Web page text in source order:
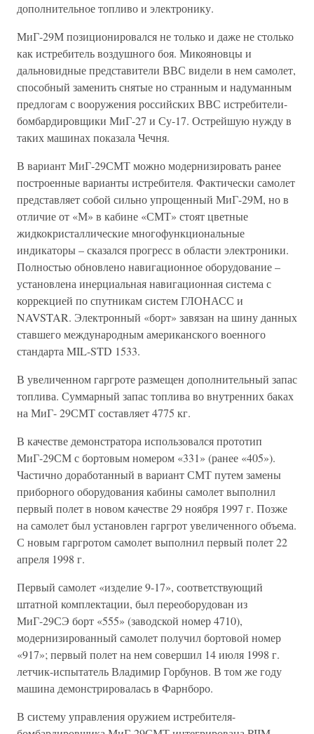
дополнительное топливо и электронику.
МиГ-29М позиционировался не только и даже не столько
как истребитель воздушного боя. Микояновцы и
дальновидные представители ВВС видели в нем самолет,
способный заменить снятые но странным и надуманным
предлогам с вооружения российских ВВС истребители-
бомбардировщики МиГ-27 и Су-17. Острейшую нужду в
таких машинах показала Чечня.
В вариант МиГ-29СМТ можно модернизировать ранее
построенные варианты истребителя. Фактически самолет
представляет собой сильно упрощенный МиГ-29М, но в
отличие от «М» в кабине «СМТ» стоят цветные
жидкокристаллические многофункциональные
индикаторы – сказался прогресс в области электроники.
Полностью обновлено навигационное оборудование –
установлена инерциальная навигационная система с
коррекцией по спутникам систем ГЛОНАСС и
NAVSTAR. Электронный «борт» завязан на шину данных
ставшего международным американского военного
стандарта MIL-STD 1533.
В увеличенном гаргроте размещен дополнительный запас
топлива. Суммарный запас топлива во внутренних баках
на МиГ- 29СМТ составляет 4775 кг.
В качестве демонстратора использовался прототип
МиГ-29СМ с бортовым номером «331» (ранее «405»).
Частично доработанный в вариант СМТ путем замены
приборного оборудования кабины самолет выполнил
первый полет в новом качестве 29 ноября 1997 г. Позже
на самолет был установлен гаргрот увеличенного объема.
С новым гаргротом самолет выполнил первый полет 22
апреля 1998 г.
Первый самолет «изделие 9-17», соответствующий
штатной комплектации, был переоборудован из
МиГ-29СЭ борт «555» (заводской номер 4710),
модернизированный самолет получил бортовой номер
«917»; первый полет на нем совершил 14 июля 1998 г.
летчик-испытатель Владимир Горбунов. В том же году
машина демонстрировалась в Фарнборо.
В систему управления оружием истребителя-